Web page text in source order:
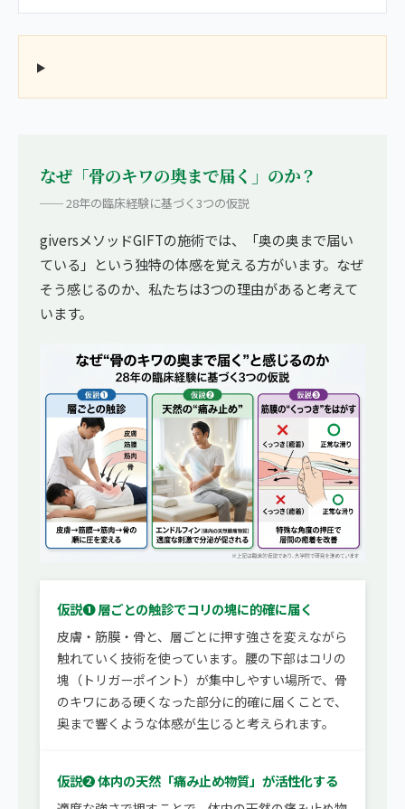
なぜ「骨のキワの奥まで届く」のか？
── 28年の臨床経験に基づく3つの仮説
giversメソッドGIFTの施術では、「奥の奥まで届い
ている」という独特の体感を覚える方がいます。なぜ
そう感じるのか、私たちは3つの理由があると考えて
います。
仮説❶ 層ごとの触診でコリの塊に的確に届く
皮膚・筋膜・骨と、層ごとに押す強さを変えながら
触れていく技術を使っています。腰の下部はコリの
塊（トリガーポイント）が集中しやすい場所で、骨
のキワにある硬くなった部分に的確に届くことで、
奥まで響くような体感が生じると考えられます。
仮説❷ 体内の天然「痛み止め物質」が活性化する